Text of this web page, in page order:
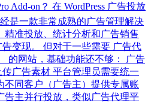
Add-on？ 在 WordPress 广告投放
是一款非常成熟的广告管理解决
精准投放、统计分析和广告销售
变现。 但对于一些需要 广告代
的网站，基础功能还不够： 广告
广告素材 平台管理员需要统一
不同客户（广告主）提供专属账
告主并行投放，类似广告代理平